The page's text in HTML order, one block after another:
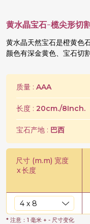
黄水晶宝石-榄尖形切割
黄水晶天然宝石是橙黄色
颜色有深金黄色、宝石切
质量 : AAA
长度 : 20cm./8Inch.
宝石产地 : 巴西
尺寸 (m.m) 宽度
x长度
* 注意：1 毫米 + - 尺寸变化